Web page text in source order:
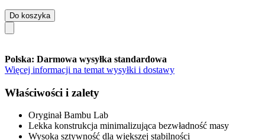
Do koszyka
Polska: Darmowa wysyłka standardowa
Więcej informacji na temat wysyłki i dostawy
Właściwości i zalety
Oryginał Bambu Lab
Lekka konstrukcja minimalizująca bezwładność masy
Wysoka sztywność dla większej stabilności